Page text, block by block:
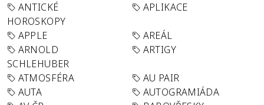
ANTICKÉ
HOROSKOPY
APLIKACE
APPLE
AREÁL
ARNOLD
SCHLEHUBER
ARTIGY
ATMOSFÉRA
AU PAIR
AUTA
AUTOGRAMIÁDA